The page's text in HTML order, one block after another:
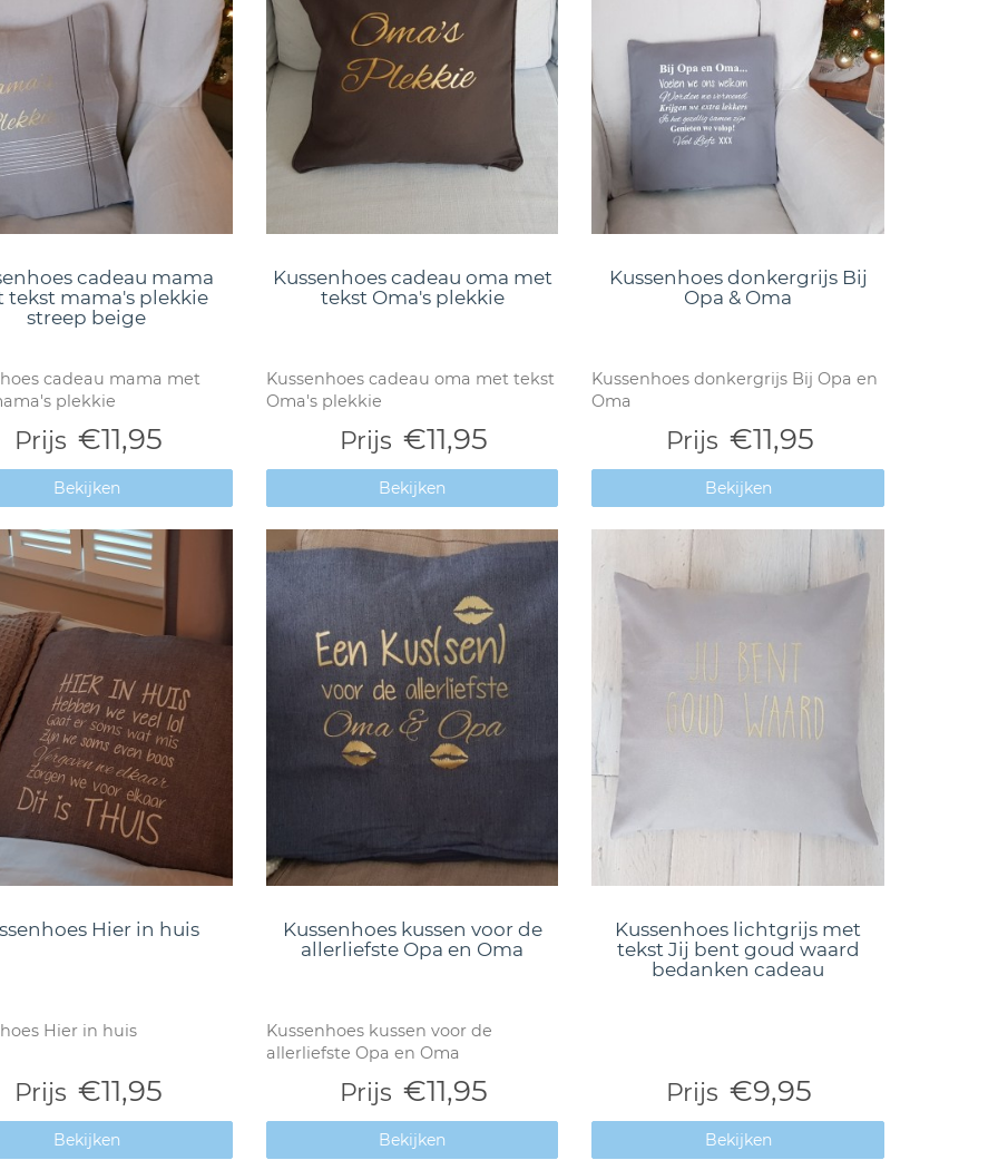
cadeau mama
tekst mama's plekkie
streep beige
cadeau mama met
plekkie
Prijs €11,95
Bekijken
Kussenhoes cadeau oma met
tekst Oma's plekkie
Kussenhoes cadeau oma met tekst
Oma's plekkie
Prijs €11,95
Bekijken
Kussenhoes donkergrijs Bij
Opa & Oma
Kussenhoes donkergrijs Bij Opa en
Oma
Prijs €11,95
Bekijken
Hier in huis
Hier in huis
Prijs €11,95
Bekijken
Kussenhoes kussen voor de
allerliefste Opa en Oma
Kussenhoes kussen voor de
allerliefste Opa en Oma
Prijs €11,95
Bekijken
Kussenhoes lichtgrijs met
tekst Jij bent goud waard
bedanken cadeau
Prijs €9,95
Bekijken